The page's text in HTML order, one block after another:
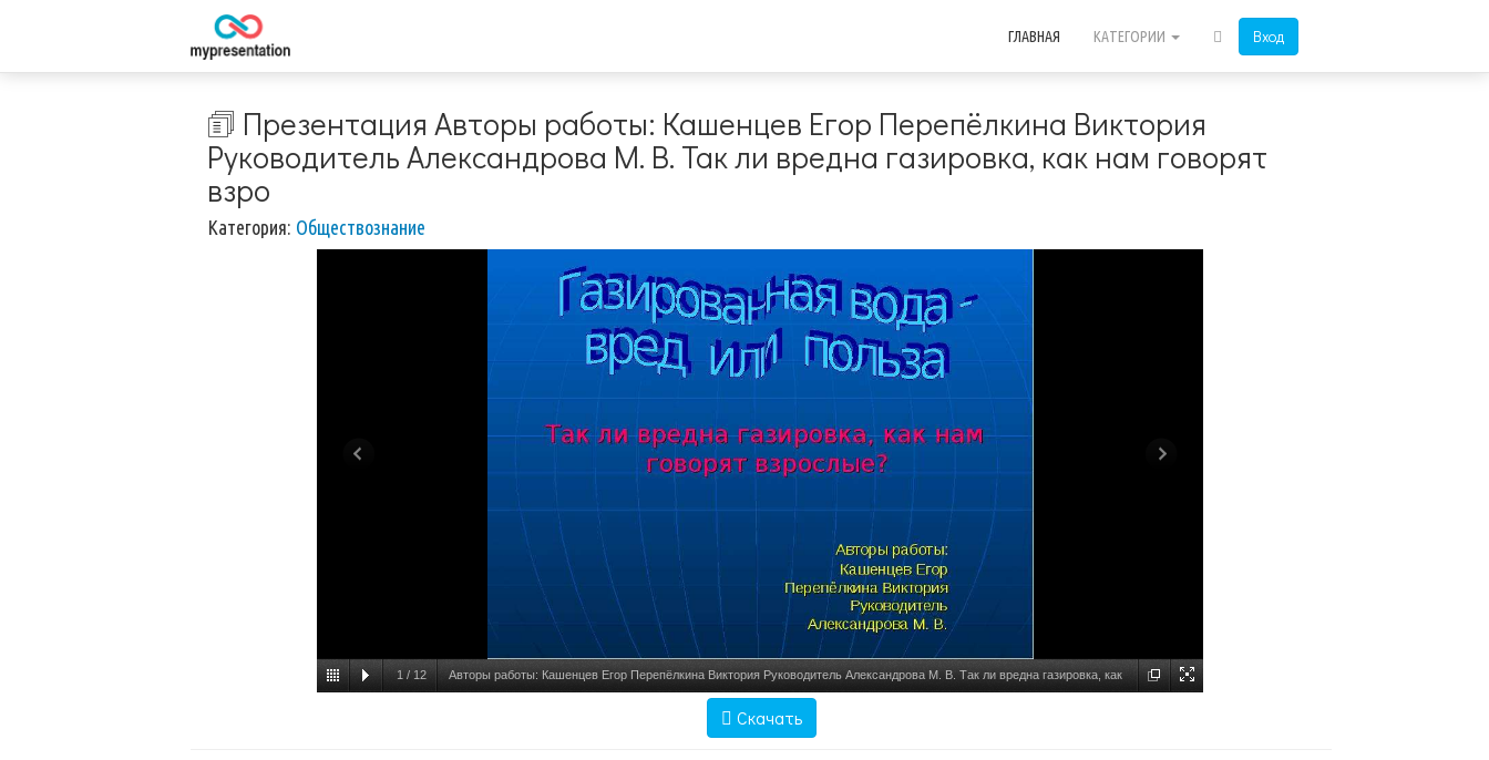
Вход
ГЛАВНАЯ КАТЕГОРИИ
🗊 Презентация Авторы работы: Кашенцев Егор Перепёлкина Виктория
Руководитель Александрова М. В. Так ли вредна газировка, как нам говорят
взро
Категория: Обществознание
1 / 12 Авторы работы: Кашенцев Егор Перепёлкина Виктория Руководитель Александрова М. В. Так ли вредна газировка, как
Скачать